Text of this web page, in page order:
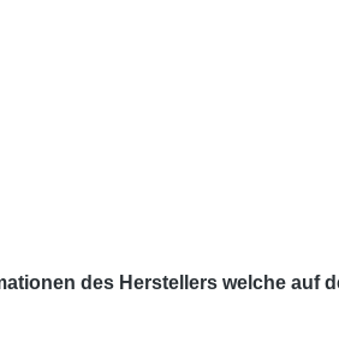
des Herstellers welche auf